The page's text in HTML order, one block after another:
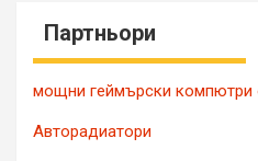
Партньори
мощни геймърски компютри
Авторадиатори